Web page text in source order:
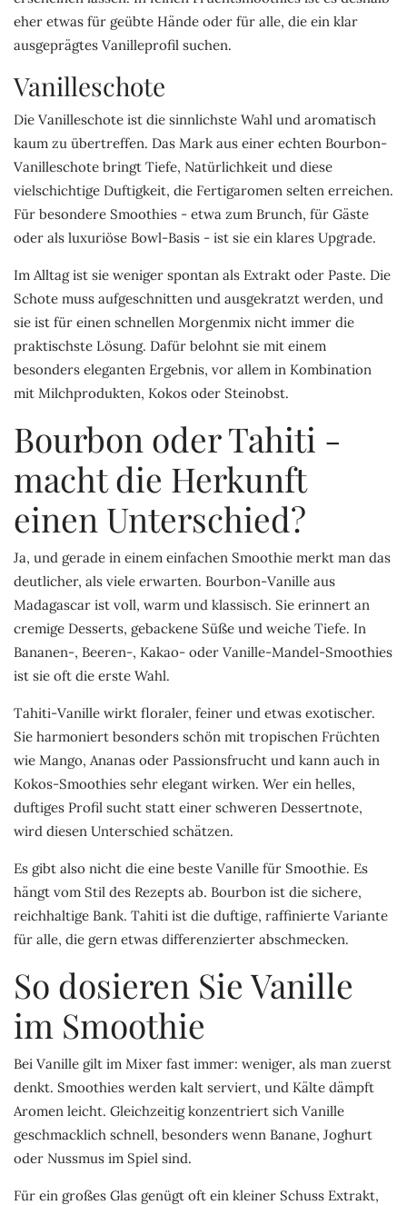
eher etwas für geübte Hände oder für alle, die ein klar
ausgeprägtes Vanilleprofil suchen.
Vanilleschote
Die Vanilleschote ist die sinnlichste Wahl und aromatisch
kaum zu übertreffen. Das Mark aus einer echten Bourbon-
Vanilleschote bringt Tiefe, Natürlichkeit und diese
vielschichtige Duftigkeit, die Fertigaromen selten erreichen.
Für besondere Smoothies - etwa zum Brunch, für Gäste
oder als luxuriöse Bowl-Basis - ist sie ein klares Upgrade.
Im Alltag ist sie weniger spontan als Extrakt oder Paste. Die
Schote muss aufgeschnitten und ausgekratzt werden, und
sie ist für einen schnellen Morgenmix nicht immer die
praktischste Lösung. Dafür belohnt sie mit einem
besonders eleganten Ergebnis, vor allem in Kombination
mit Milchprodukten, Kokos oder Steinobst.
Bourbon oder Tahiti -
macht die Herkunft
einen Unterschied?
Ja, und gerade in einem einfachen Smoothie merkt man das
deutlicher, als viele erwarten. Bourbon-Vanille aus
Madagascar ist voll, warm und klassisch. Sie erinnert an
cremige Desserts, gebackene Süße und weiche Tiefe. In
Bananen-, Beeren-, Kakao- oder Vanille-Mandel-Smoothies
ist sie oft die erste Wahl.
Tahiti-Vanille wirkt floraler, feiner und etwas exotischer.
Sie harmoniert besonders schön mit tropischen Früchten
wie Mango, Ananas oder Passionsfrucht und kann auch in
Kokos-Smoothies sehr elegant wirken. Wer ein helles,
duftiges Profil sucht statt einer schweren Dessertnote,
wird diesen Unterschied schätzen.
Es gibt also nicht die eine beste Vanille für Smoothie. Es
hängt vom Stil des Rezepts ab. Bourbon ist die sichere,
reichhaltige Bank. Tahiti ist die duftige, raffinierte Variante
für alle, die gern etwas differenzierter abschmecken.
So dosieren Sie Vanille
im Smoothie
Bei Vanille gilt im Mixer fast immer: weniger, als man zuerst
denkt. Smoothies werden kalt serviert, und Kälte dämpft
Aromen leicht. Gleichzeitig konzentriert sich Vanille
geschmacklich schnell, besonders wenn Banane, Joghurt
oder Nussmus im Spiel sind.
Für ein großes Glas genügt oft ein kleiner Schuss Extrakt,